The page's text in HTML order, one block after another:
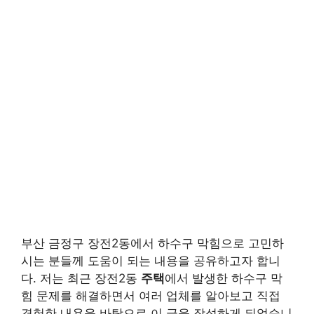
부산 금정구 장전2동에서 하수구 막힘으로 고민하
시는 분들께 도움이 되는 내용을 공유하고자 합니
다. 저는 최근 장전2동 주택에서 발생한 하수구 막
힘 문제를 해결하면서 여러 업체를 알아보고 직접